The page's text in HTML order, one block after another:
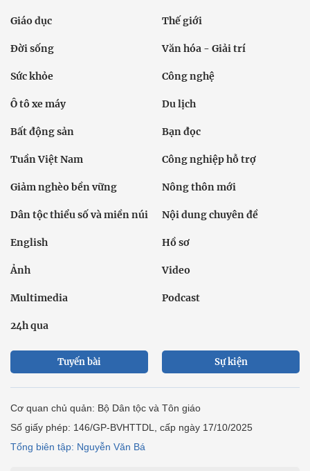
Giáo dục Thế giới
Đời sống Văn hóa - Giải trí
Sức khỏe Công nghệ
Ô tô xe máy Du lịch
Bất động sản Bạn đọc
Tuần Việt Nam Công nghiệp hỗ trợ
Giảm nghèo bền vững Nông thôn mới
Dân tộc thiểu số và miền núi Nội dung chuyên đề
English Hồ sơ
Ảnh Video
Multimedia Podcast
24h qua
Tuyến bài Sự kiện
Cơ quan chủ quản: Bộ Dân tộc và Tôn giáo
Số giấy phép: 146/GP-BVHTTDL, cấp ngày 17/10/2025
Tổng biên tập: Nguyễn Văn Bá